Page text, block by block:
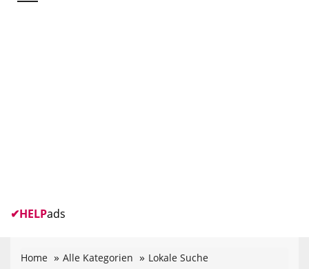
✔HELPads
Home Alle Kategorien
Lokale Suche